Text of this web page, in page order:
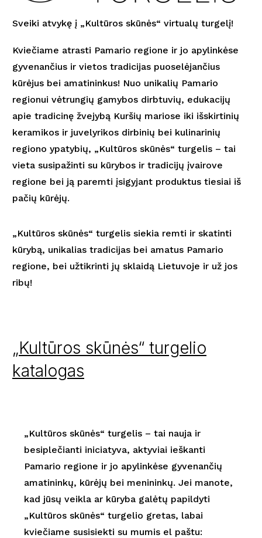
Sveiki atvykę į „Kultūros skūnės“ virtualų turgelį!
Kviečiame atrasti Pamario regione ir jo apylinkėse
gyvenančius ir vietos tradicijas puoselėjančius
kūrėjus bei amatininkus! Nuo unikalių Pamario
regionui vėtrungių gamybos dirbtuvių, edukacijų
apie tradicinę žvejybą Kuršių mariose iki išskirtinių
keramikos ir juvelyrikos dirbinių bei kulinarinių
regiono ypatybių, „Kultūros skūnės“ turgelis – tai
vieta susipažinti su kūrybos ir tradicijų įvairove
regione bei ją paremti įsigyjant produktus tiesiai iš
pačių kūrėjų.
„Kultūros skūnės“ turgelis siekia remti ir skatinti
kūrybą, unikalias tradicijas bei amatus Pamario
regione, bei užtikrinti jų sklaidą Lietuvoje ir už jos
ribų!
„Kultūros skūnės“ turgelio
katalogas
„Kultūros skūnės“ turgelis – tai nauja ir
besiplečianti iniciatyva, aktyviai ieškanti
Pamario regione ir jo apylinkėse gyvenančių
amatininkų, kūrėjų bei menininkų. Jei manote,
kad jūsų veikla ar kūryba galėtų papildyti
„Kultūros skūnės“ turgelio gretas, labai
kviečiame susisiekti su mumis el paštu: